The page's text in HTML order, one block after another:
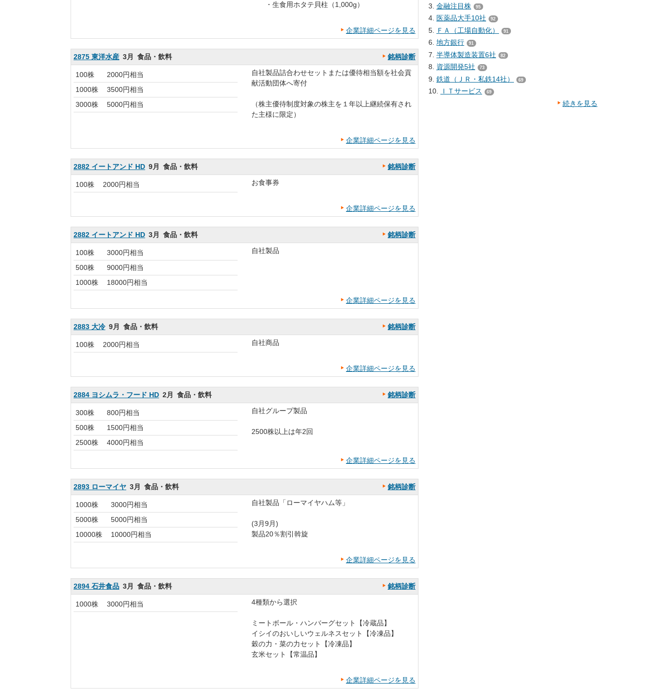
・生食用ホタテ貝柱（1,000g）
企業詳細ページを見る
銘柄診断
2875 東洋水産 3月 食品・飲料
100株
2000円相当
1000株
3500円相当
3000株
5000円相当
自社製品詰合わせセットまたは優待相当額を社会貢
献活動団体へ寄付
（株主優待制度対象の株主を１年以上継続保有され
た主様に限定）
企業詳細ページを見る
銘柄診断
2882 イートアンド HD 9月 食品・飲料
100株 2000円相当 お食事券
企業詳細ページを見る
銘柄診断
2882 イートアンド HD 3月 食品・飲料
100株
3000円相当
500株
9000円相当
1000株
18000円相当
自社製品
企業詳細ページを見る
銘柄診断
2883 大冷 9月 食品・飲料
100株 2000円相当 自社商品
企業詳細ページを見る
銘柄診断
2884 ヨシムラ・フード HD 2月 食品・飲料
300株
800円相当
500株
1500円相当
2500株
4000円相当
自社グループ製品
2500株以上は年2回
企業詳細ページを見る
銘柄診断
2893 ローマイヤ 3月 食品・飲料
1000株
3000円相当
5000株
5000円相当
10000株
10000円相当
自社製品「ローマイヤハム等」
(3月9月)
製品20％割引斡旋
企業詳細ページを見る
銘柄診断
2894 石井食品 3月 食品・飲料
1000株 3000円相当 4種類から選択
ミートボール・ハンバーグセット【冷蔵品】
イシイのおいしいウェルネスセット【冷凍品】
穀の力・菜の力セット【冷凍品】
玄米セット【常温品】
企業詳細ページを見る
金融注目株 95
医薬品大手10社 92
ＦＡ（工場自動化） 91
地方銀行 91
半導体製造装置6社 82
資源開発5社 73
鉄道（ＪＲ・私鉄14社） 69
ＩＴサービス 69
続きを見る